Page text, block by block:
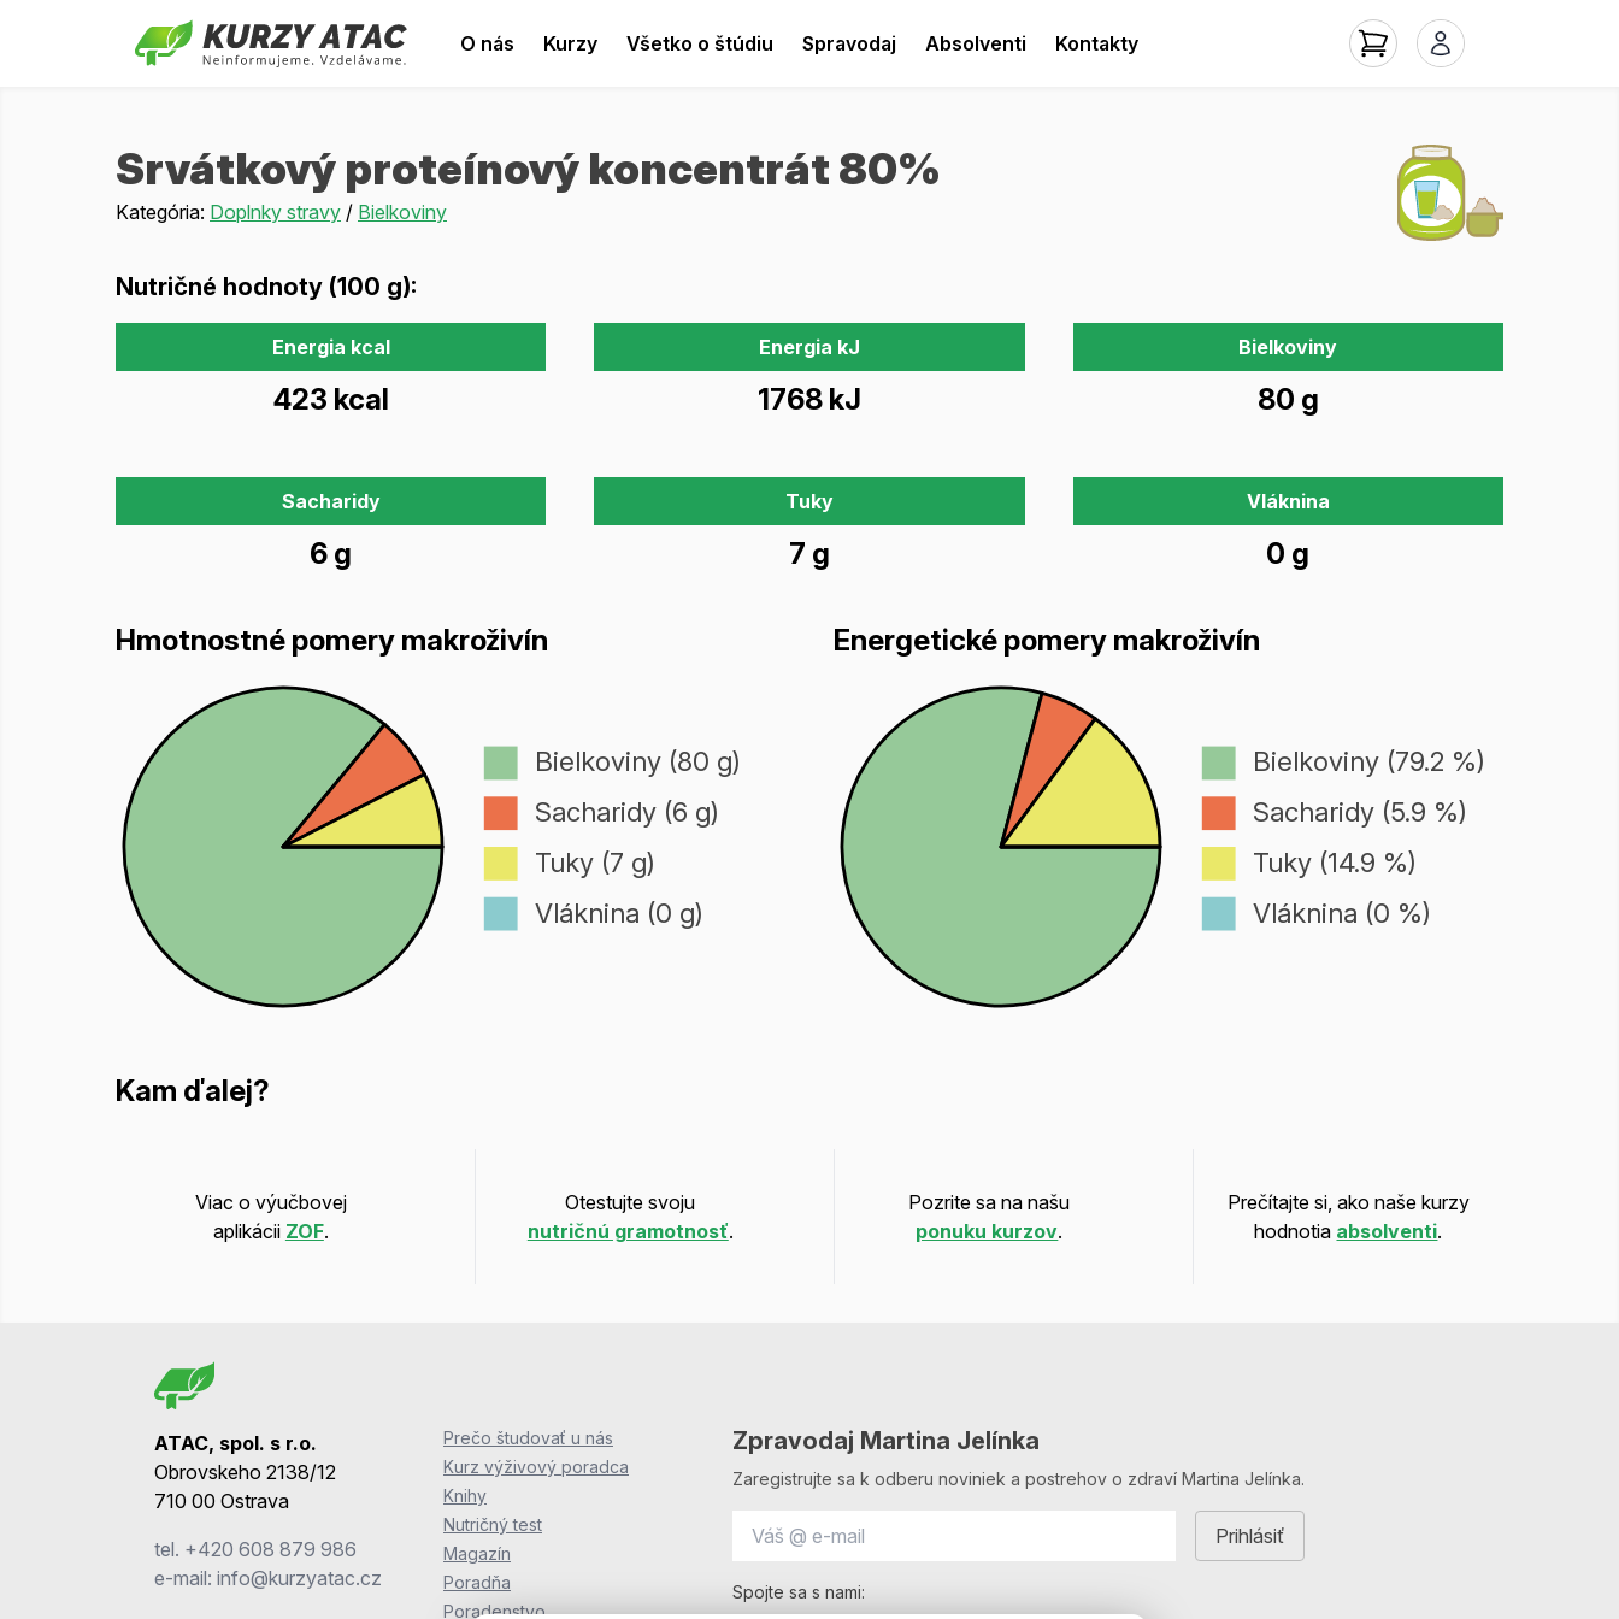
O nás Kurzy Všetko o štúdiu Spravodaj Absolventi Kontakty
Srvátkový proteínový koncentrát 80%
Kategória: Doplnky stravy / Bielkoviny
Nutričné hodnoty (100 g):
Energia kcal
423 kcal
Energia kJ
1768 kJ
Bielkoviny
80 g
Sacharidy
6 g
Tuky
7 g
Vláknina
0 g
Hmotnostné pomery makroživín
Bielkoviny (80 g)
Sacharidy (6 g)
Tuky (7 g)
Vláknina (0 g)
Energetické pomery makroživín
Bielkoviny (79.2 %)
Sacharidy (5.9 %)
Tuky (14.9 %)
Vláknina (0 %)
Kam ďalej?
Viac o výučbovej
aplikácii ZOF.
Otestujte svoju
nutričnú gramotnosť.
Pozrite sa na našu
ponuku kurzov.
Prečítajte si, ako naše kurzy
hodnotia absolventi.
ATAC, spol. s r.o.
Obrovskeho 2138/12
710 00 Ostrava
tel. +420 608 879 986
e-mail: info@kurzyatac.cz
Prečo študovať u nás
Kurz výživový poradca
Knihy
Nutričný test
Magazín
Poradňa
Poradenstvo
Zpravodaj Martina Jelínka
Zaregistrujte sa k odberu noviniek a postrehov o zdraví Martina Jelínka.
Spojte sa s nami: